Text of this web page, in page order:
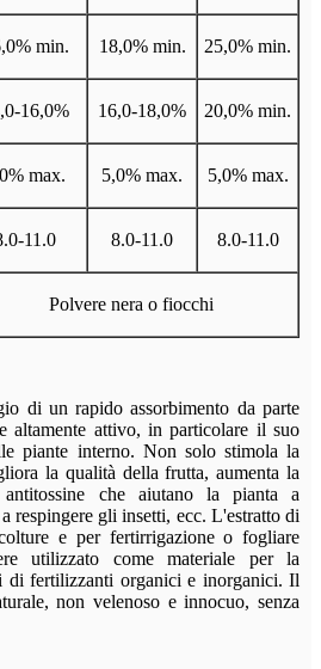
min. 18,0% min. 25,0% min.
16,0% 16,0-18,0% 20,0% min.
max. 5,0% max. 5,0% max.
11.0 8.0-11.0 8.0-11.0
Polvere nera o fiocchi
di un rapido assorbimento da parte
altamente attivo, in particolare il suo
piante interno. Non solo stimola la
la qualità della frutta, aumenta la
che aiutano la pianta a
respingere gli insetti, ecc. L'estratto di
e per fertirrigazione o fogliare
utilizzato come materiale per la
fertilizzanti organici e inorganici. Il
non velenoso e innocuo, senza